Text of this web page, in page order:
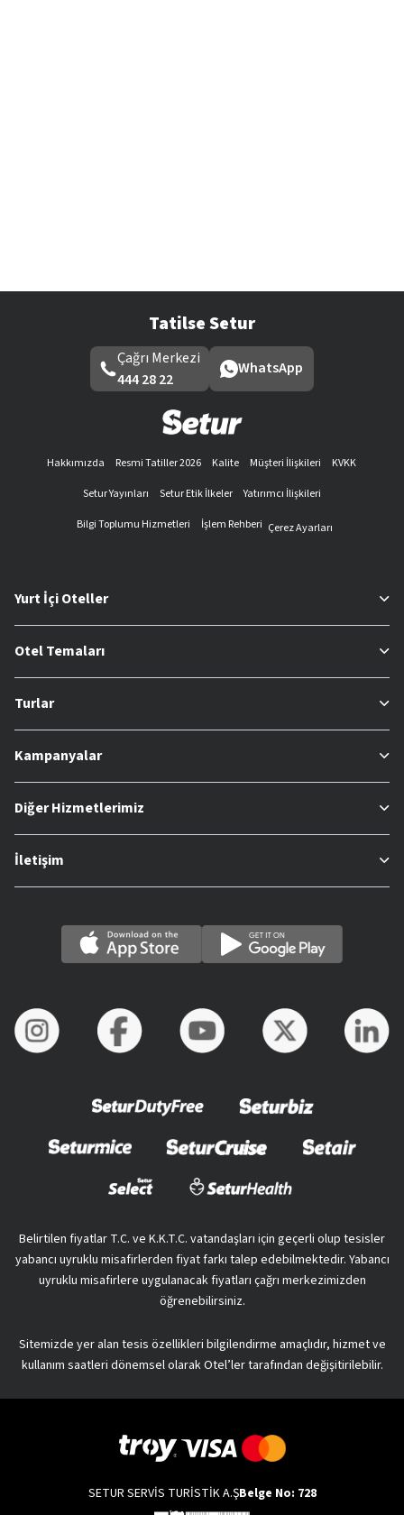
Tatilse Setur
Çağrı Merkezi
444 28 22
WhatsApp
Hakkımızda Resmi Tatiller 2026 Kalite Müşteri İlişkileri
KVKK
Setur Yayınları
Setur Etik İlkeler
Yatırımcı İlişkileri
Bilgi Toplumu Hizmetleri
İşlem Rehberi Çerez Ayarları
Yurt İçi Oteller
Otel Temaları
Turlar
Kampanyalar
Diğer Hizmetlerimiz
İletişim
Belirtilen fiyatlar T.C. ve K.K.T.C. vatandaşları için geçerli olup tesisler
yabancı uyruklu misafirlerden fiyat farkı talep edebilmektedir. Yabancı
uyruklu misafirlere uygulanacak fiyatları çağrı merkezimizden
öğrenebilirsiniz.
Sitemizde yer alan tesis özellikleri bilgilendirme amaçlıdır, hizmet ve
kullanım saatleri dönemsel olarak Otel’ler tarafından değişitirilebilir.
SETUR SERVİS TURİSTİK A.ŞBelge No: 728